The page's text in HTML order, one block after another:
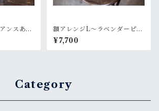
ンスある
額アレンジL〜ラベンダーピン
ク
¥7,700
Category